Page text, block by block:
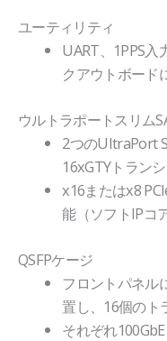
ユーティリティ
UART、1PPS
クアウトボード
ウルトラポートスリム
2つのUltraPort
16xGTYトラン
x16またはx8
能（ソフトIPコ
QSFPケージ
フロントパネル
置し、16個のト
それぞれ